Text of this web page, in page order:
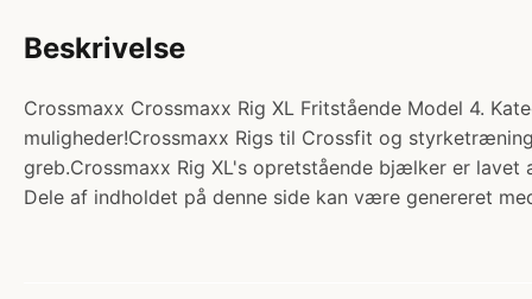
Beskrivelse
Crossmaxx Crossmaxx Rig XL Fritstående Model 4.
muligheder!Crossmaxx Rigs til Crossfit og
greb.Crossmaxx Rig XL's opretstående bjælker er lavet
Dele af indholdet på denne side kan være genereret